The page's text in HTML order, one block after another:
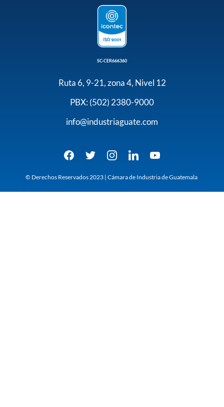
SC-CER666360
Ruta 6, 9-21, zona 4, Nivel 12
PBX: (502) 2380-9000
info@industriaguate.com
© Derechos Reservados 2023 | Cámara de Industria de Guatemala